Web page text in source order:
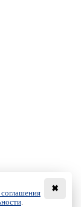
✖
соглашения